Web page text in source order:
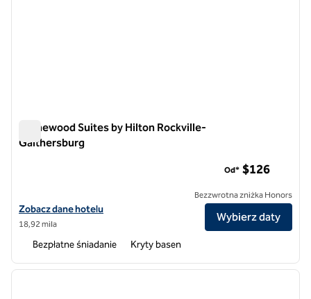
Homewood Suites by Hilton Rockville-
Gaithersburg
Zobacz szczegóły hotelu Homewood Suites by Hilton Rockville-
Zobacz dane hotelu
18,92 mila
Od* $126
Bezzwrotna zniżka Honors
Wybierz daty
Bezpłatne śniadanie Kryty basen
1 z 12